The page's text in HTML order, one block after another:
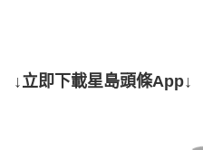
↓立即下載星島頭條App↓